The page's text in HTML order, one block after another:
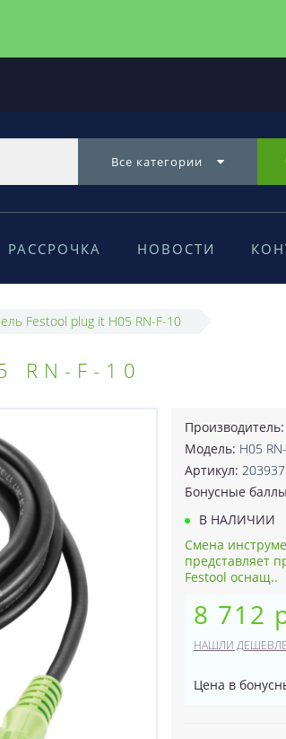
Все категории
РАССРОЧКА НОВОСТИ
Festool plug it H05 RN-F-10
RN-F-10
Производитель:
Модель: H05
Артикул: 203937
Бонусные
В НАЛИЧИИ
Смена
представляет
Festool оснащ..
8 712
НАШЛИ
Цена в